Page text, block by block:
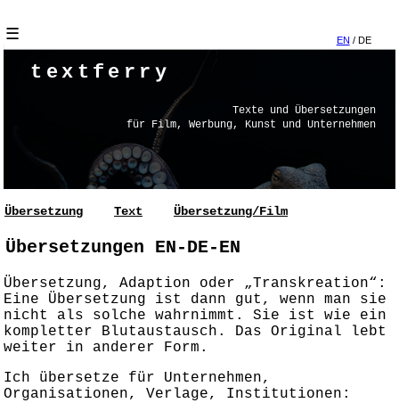
☰ EN / DE
textferry
Texte und Übersetzungen
für Film, Werbung, Kunst und Unternehmen
Übersetzung Text Übersetzung/Film
Übersetzungen EN-DE-EN
Übersetzung, Adaption oder „Transkreation“:
Eine Übersetzung ist dann gut, wenn man sie
nicht als solche wahrnimmt. Sie ist wie ein
kompletter Blutaustausch. Das Original lebt
weiter in anderer Form.
Ich übersetze für Unternehmen,
Organisationen, Verlage, Institutionen: